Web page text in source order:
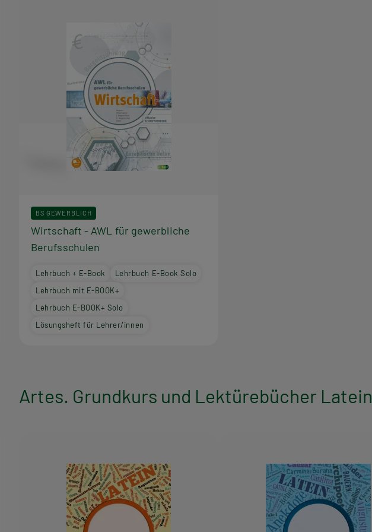
BS GEWERBLICH
Wirtschaft - AWL für gewerbliche
Berufsschulen
Lehrbuch + E-Book
Lehrbuch E-Book Solo
Lehrbuch mit E-BOOK+
Lehrbuch E-BOOK+ Solo
Lösungsheft für Lehrer/innen
Artes. Grundkurs und Lektürebücher Latein